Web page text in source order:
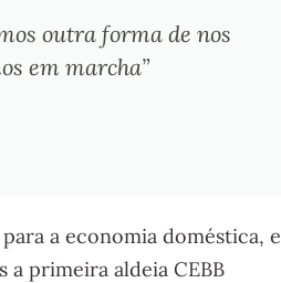
outra forma de nos
em marcha”
a economia doméstica, e
primeira aldeia CEBB